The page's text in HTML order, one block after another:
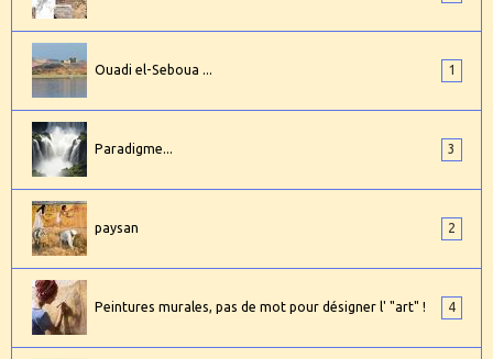
Ouadi el-Seboua ... 1
Paradigme... 3
paysan 2
Peintures murales, pas de mot pour désigner l' "art" ! 4